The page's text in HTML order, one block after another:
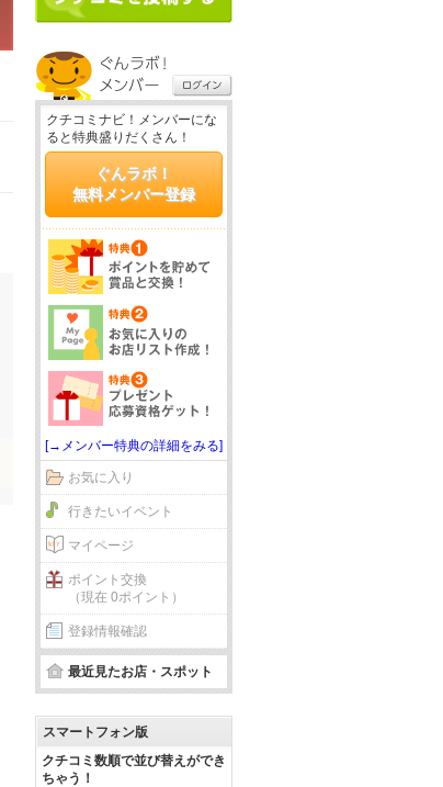
クチコミナビ！メンバーにな
ると特典盛りだくさん！
ぐんラボ！
無料メンバー登録
[→メンバー特典の詳細をみる]
お気に入り
行きたいイベント
マイページ
ポイント交換
（現在 0ポイント）
登録情報確認
最近見たお店・スポット
スマートフォン版
クチコミ数順で並び替えができ
ちゃう！